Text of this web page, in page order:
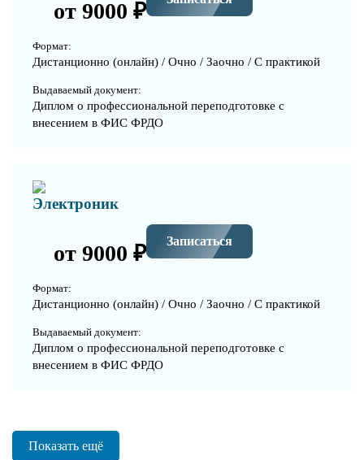
от 9000 ₽
Формат:
Дистанционно (онлайн) / Очно / Заочно / С практикой
Выдаваемый документ:
Диплом о профессиональной переподготовке с
внесением в ФИС ФРДО
Электроник
от 9000 ₽ Записаться
Формат:
Дистанционно (онлайн) / Очно / Заочно / С практикой
Выдаваемый документ:
Диплом о профессиональной переподготовке с
внесением в ФИС ФРДО
Показать ещё